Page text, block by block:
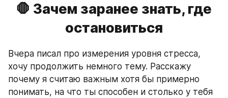
🛑 Зачем заранее знать, где
остановиться
Вчера писал про измерения уровня стресса,
хочу продолжить немного тему. Расскажу
почему я считаю важным хотя бы примерно
понимать, на что ты способен и столько у тебя